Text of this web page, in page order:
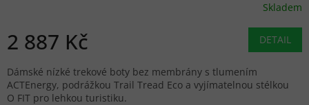
Skladem
2 887 Kč DETAIL
Dámské nízké trekové boty bez membrány s tlumením
ACTEnergy, podrážkou Trail Tread Eco a vyjímatelnou stélkou
O FIT pro lehkou turistiku.